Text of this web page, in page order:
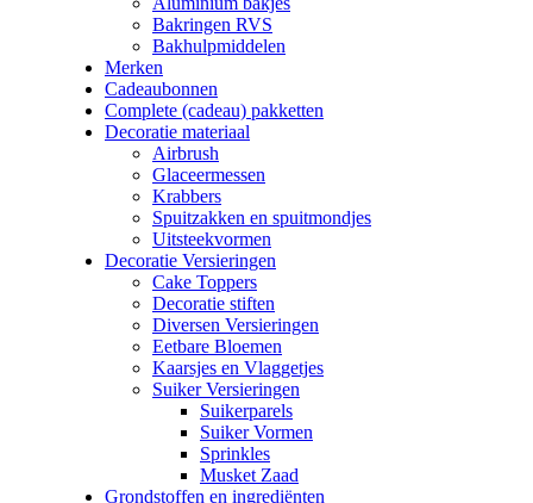
Bakringen RVS
Bakhulpmiddelen
Merken
Cadeaubonnen
Complete (cadeau) pakketten
Decoratie materiaal
Airbrush
Glaceermessen
Krabbers
Spuitzakken en spuitmondjes
Uitsteekvormen
Decoratie Versieringen
Cake Toppers
Decoratie stiften
Diversen Versieringen
Eetbare Bloemen
Kaarsjes en Vlaggetjes
Suiker Versieringen
Suikerparels
Suiker Vormen
Sprinkles
Musket Zaad
Grondstoffen en ingrediënten